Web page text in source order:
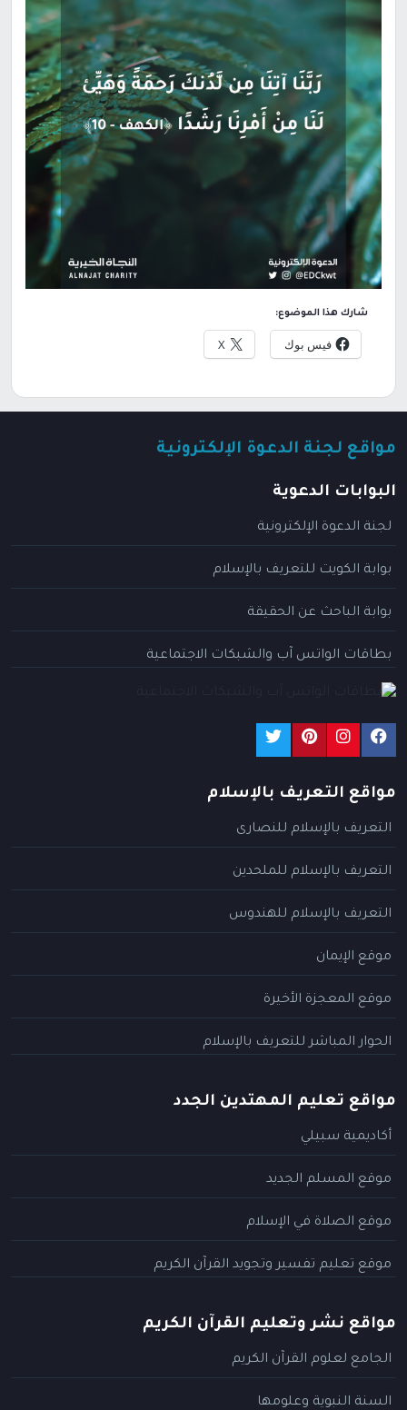
شارك هذا الموضوع:
فيس بوك X
مواقع لجنة الدعوة الإلكترونية
البوابات الدعوية
لجنة الدعوة الإلكترونية
بوابة الكويت للتعريف بالإسلام
بوابة الباحث عن الحقيقة
بطاقات الواتس آب والشبكات الاجتماعية
مواقع التعريف بالإسلام
التعريف بالإسلام للنصارى
التعريف بالإسلام للملحدين
التعريف بالإسلام للهندوس
موقع الإيمان
موقع المعجزة الأخيرة
الحوار المباشر للتعريف بالإسلام
مواقع تعليم المهتدين الجدد
أكاديمية سبيلي
موقع المسلم الجديد
موقع الصلاة في الإسلام
موقع تعليم تفسير وتجويد القرآن الكريم
مواقع نشر وتعليم القرآن الكريم
الجامع لعلوم القرآن الكريم
السنة النبوية وعلومها